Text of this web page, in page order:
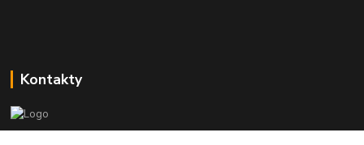
Kontakty